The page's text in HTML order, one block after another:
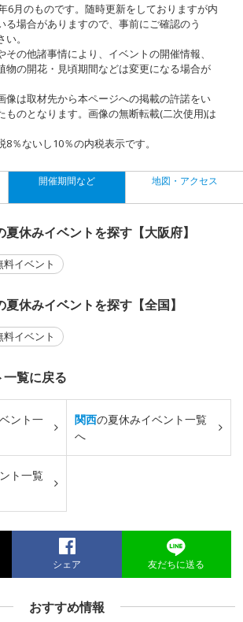
6月のものです。随時更新をしておりますが内
る場合がありますので、事前にご確認のう
。
の他諸事情により、イベントの開催情報、
物の開花・見頃期間などは変更になる場合が
は取材先から本ページへの掲載の許諾をい
ものとなります。画像の無断転載(二次使用)は
％ないし10％の内税表示です。
開催期間など 地図・アクセス
休みイベントを探す【大阪府】
料イベント
休みイベントを探す【全国】
料イベント
覧に戻る
ント一
関西の夏休みイベント一覧
へ
ト一覧
シェア 友だちに送る
おすすめ情報